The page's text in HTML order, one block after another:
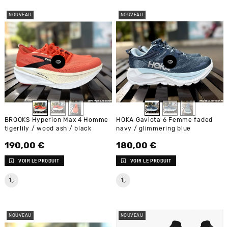
NOUVEAU
BROOKS Hyperion Max 4 Homme
tigerlily / wood ash / black
Prix
190,00 €
VOIR LE PRODUIT
NOUVEAU
HOKA Gaviota 6 Femme faded
navy / glimmering blue
Prix
180,00 €
VOIR LE PRODUIT
NOUVEAU NOUVEAU